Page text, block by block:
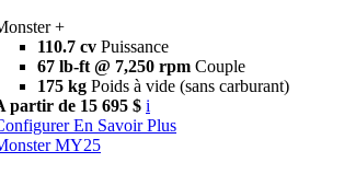
+
110.7 cv Puissance
67 lb-ft @ 7,250 rpm Couple
175 kg Poids à vide (sans carburant)
partir de 15 695 $ i
En Savoir Plus
MY25